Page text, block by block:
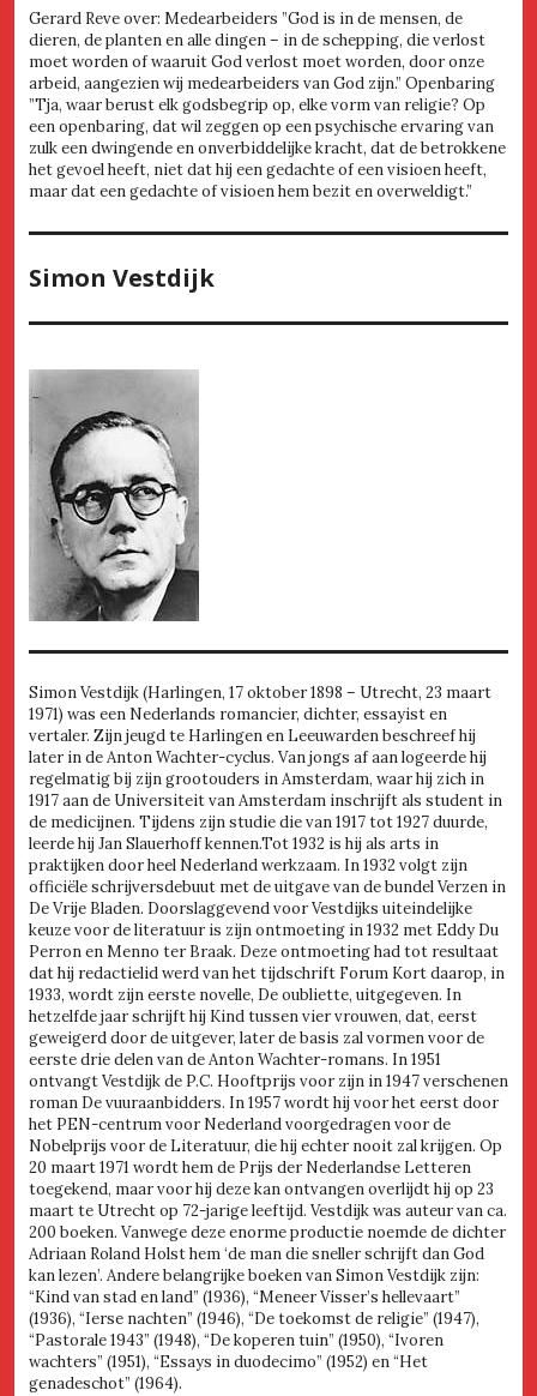
Gerard Reve over: Medearbeiders ”God is in de mensen, de
dieren, de planten en alle dingen – in de schepping, die verlost
moet worden of waaruit God verlost moet worden, door onze
arbeid, aangezien wij medearbeiders van God zijn.” Openbaring
”Tja, waar berust elk godsbegrip op, elke vorm van religie? Op
een openbaring, dat wil zeggen op een psychische ervaring van
zulk een dwingende en onverbiddelijke kracht, dat de betrokkene
het gevoel heeft, niet dat hij een gedachte of een visioen heeft,
maar dat een gedachte of visioen hem bezit en overweldigt.”
Simon Vestdijk
Simon Vestdijk (Harlingen, 17 oktober 1898 – Utrecht, 23 maart
1971) was een Nederlands romancier, dichter, essayist en
vertaler. Zijn jeugd te Harlingen en Leeuwarden beschreef hij
later in de Anton Wachter-cyclus. Van jongs af aan logeerde hij
regelmatig bij zijn grootouders in Amsterdam, waar hij zich in
1917 aan de Universiteit van Amsterdam inschrijft als student in
de medicijnen. Tijdens zijn studie die van 1917 tot 1927 duurde,
leerde hij Jan Slauerhoff kennen.Tot 1932 is hij als arts in
praktijken door heel Nederland werkzaam. In 1932 volgt zijn
officiële schrijversdebuut met de uitgave van de bundel Verzen in
De Vrije Bladen. Doorslaggevend voor Vestdijks uiteindelijke
keuze voor de literatuur is zijn ontmoeting in 1932 met Eddy Du
Perron en Menno ter Braak. Deze ontmoeting had tot resultaat
dat hij redactielid werd van het tijdschrift Forum Kort daarop, in
1933, wordt zijn eerste novelle, De oubliette, uitgegeven. In
hetzelfde jaar schrijft hij Kind tussen vier vrouwen, dat, eerst
geweigerd door de uitgever, later de basis zal vormen voor de
eerste drie delen van de Anton Wachter-romans. In 1951
ontvangt Vestdijk de P.C. Hooftprijs voor zijn in 1947 verschenen
roman De vuuraanbidders. In 1957 wordt hij voor het eerst door
het PEN-centrum voor Nederland voorgedragen voor de
Nobelprijs voor de Literatuur, die hij echter nooit zal krijgen. Op
20 maart 1971 wordt hem de Prijs der Nederlandse Letteren
toegekend, maar voor hij deze kan ontvangen overlijdt hij op 23
maart te Utrecht op 72-jarige leeftijd. Vestdijk was auteur van ca.
200 boeken. Vanwege deze enorme productie noemde de dichter
Adriaan Roland Holst hem ‘de man die sneller schrijft dan God
kan lezen’. Andere belangrijke boeken van Simon Vestdijk zijn:
“Kind van stad en land” (1936), “Meneer Visser’s hellevaart”
(1936), “Ierse nachten” (1946), “De toekomst de religie” (1947),
“Pastorale 1943” (1948), “De koperen tuin” (1950), “Ivoren
wachters” (1951), “Essays in duodecimo” (1952) en “Het
genadeschot” (1964).